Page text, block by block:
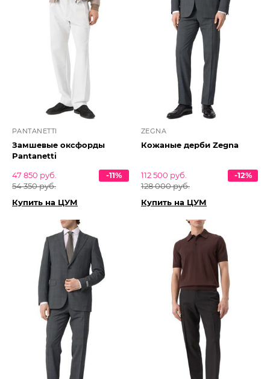
PANTANETTI
Замшевые оксфорды
Pantanetti
47 850 руб.
54 350 руб.
-11%
Купить на ЦУМ
ZEGNA
Кожаные дерби Zegna
112 500 руб.
128 000 руб.
-12%
Купить на ЦУМ